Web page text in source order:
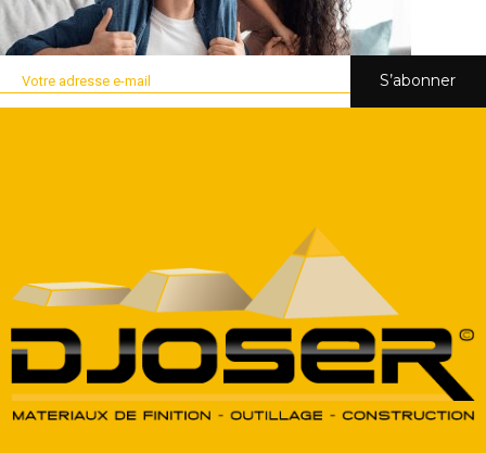
S’abonner